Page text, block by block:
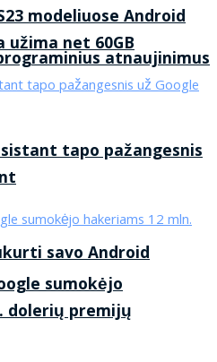
atnaujinimus
savo Android
modeliuose Android
net 60GB
tapo pažangesnis
sumokėjo
dolerių premijų